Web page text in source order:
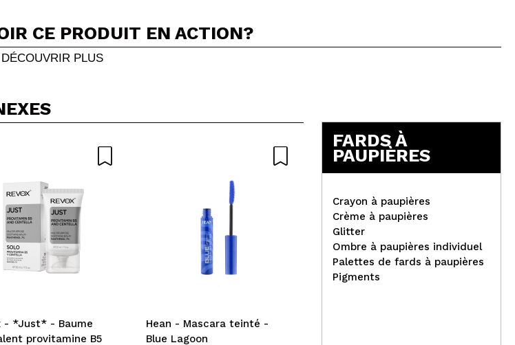
ou une photo
la première. Imaginez...
CE PRODUIT EN ACTION?
DÉCOUVRIR PLUS
- *Just* - Baume
provitamine B5
Hean - Mascara teinté -
Blue Lagoon
Naturel
Book and Glow -
*Remarkable Worlds* -
FARDS À
PAUPIÈRES
Crayon à paupières
Crème à paupières
Glitter
Ombre à paupières individuel
Palettes de fards à paupières
Pigments